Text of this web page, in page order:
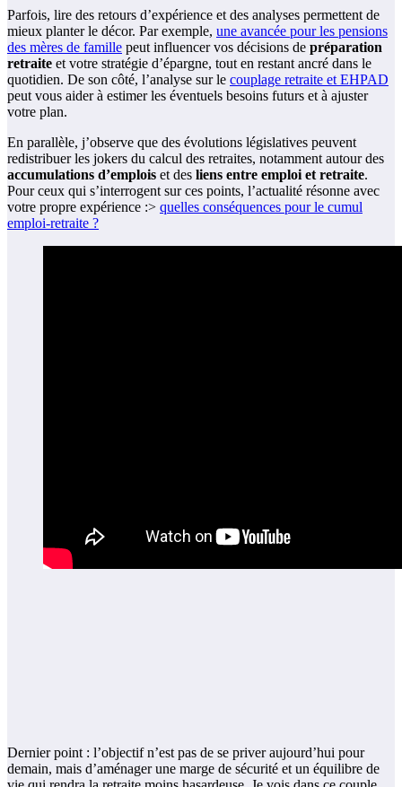
Parfois, lire des retours d’expérience et des analyses permettent de
mieux planter le décor. Par exemple, une avancée pour les pensions
des mères de famille peut influencer vos décisions de préparation
retraite et votre stratégie d’épargne, tout en restant ancré dans le
quotidien. De son côté, l’analyse sur le couplage retraite et EHPAD
peut vous aider à estimer les éventuels besoins futurs et à ajuster
votre plan.
En parallèle, j’observe que des évolutions législatives peuvent
redistribuer les jokers du calcul des retraites, notamment autour des
accumulations d’emplois et des liens entre emploi et retraite.
Pour ceux qui s’interrogent sur ces points, l’actualité résonne avec
votre propre expérience :> quelles conséquences pour le cumul
emploi-retraite ?
Dernier point : l’objectif n’est pas de se priver aujourd’hui pour
demain, mais d’aménager une marge de sécurité et un équilibre de